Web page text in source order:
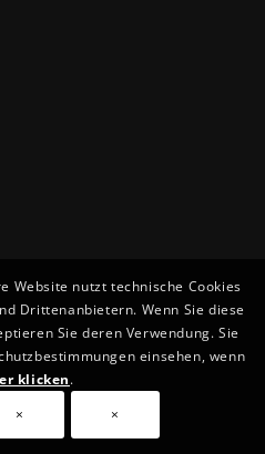
Website nutzt technische Cookies
Drittenanbietern. Wenn Sie diese
Sie deren Verwendung. Sie
einsehen, wenn
klicken.
× ×